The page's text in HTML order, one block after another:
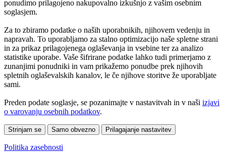
ponudimo prilagojeno nakupovalno izkušnjo z vašim osebnim
soglasjem.
Za to zbiramo podatke o naših uporabnikih, njihovem vedenju in
napravah. To uporabljamo za stalno optimizacijo naše spletne strani
in za prikaz prilagojenega oglaševanja in vsebine ter za analizo
statistike uporabe. Vaše šifrirane podatke lahko tudi primerjamo z
zunanjimi ponudniki in vam prikažemo ponudbe prek njihovih
spletnih oglaševalskih kanalov, le če njihove storitve že uporabljate
sami.
Preden podate soglasje, se pozanimajte v nastavitvah in v naši izjavi
o varovanju osebnih podatkov.
Strinjam se Samo obvezno Prilagajanje nastavitev
Politika zasebnosti